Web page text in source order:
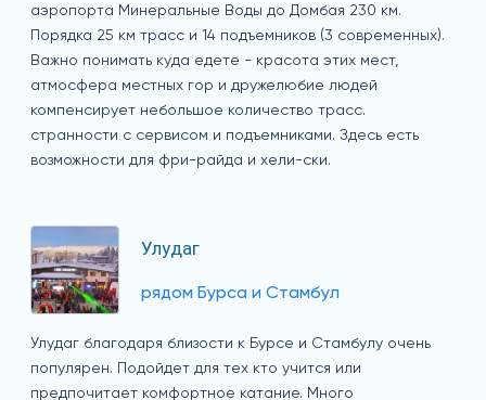
аэропорта Минеральные Воды до Домбая 230 км.
Порядка 25 км трасс и 14 подъемников (3 современных).
Важно понимать куда едете - красота этих мест,
атмосфера местных гор и дружелюбие людей
компенсирует небольшое количество трасс.
странности с сервисом и подъемниками. Здесь есть
возможности для фри-райда и хели-ски.
Улудаг
рядом Бурса и Стамбул
Улудаг благодаря близости к Бурсе и Стамбулу очень
популярен. Подойдет для тех кто учится или
предпочитает комфортное катание. Много